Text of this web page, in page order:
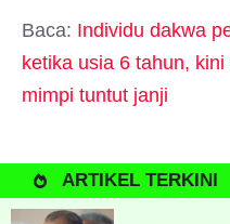
Baca: Individu dakwa
ketika usia 6 tahun,
mimpi tuntut janji
ARTIKEL TERKINI